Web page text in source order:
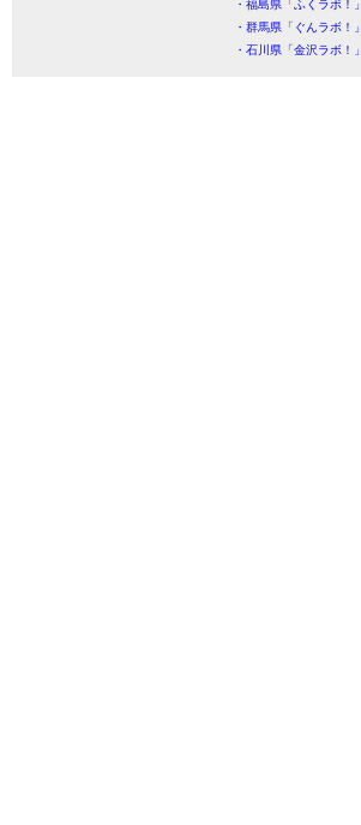
・福島県「ふくラボ！」
・群馬県「ぐんラボ！」
・石川県「金沢ラボ！」